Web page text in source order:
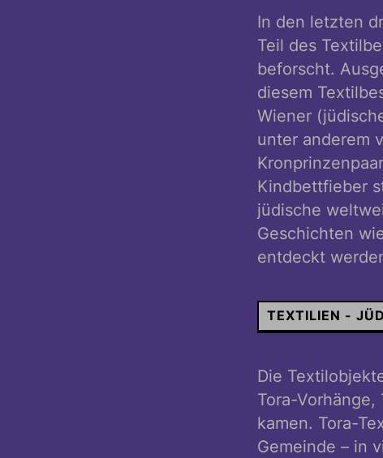
In den letzten
Teil des
beforscht.
diesem
Wiener
unter anderem
Kindbettfieber
jüdische
Geschichten
entdeckt
TEXTILIEN -
Die
Tora-
kamen. Tora-
Gemeinde – in